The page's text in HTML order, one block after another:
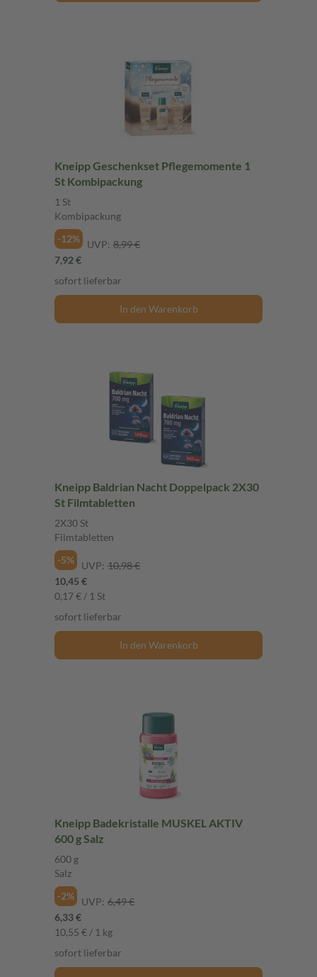
Kneipp Geschenkset Pflegemomente 1
St Kombipackung
1 St
Kombipackung
-12%
UVP: 8,99 €
7,92 €
sofort lieferbar
In den Warenkorb
Kneipp Baldrian Nacht Doppelpack 2X30
St Filmtabletten
2X30 St
Filmtabletten
-5%
UVP: 10,98 €
10,45 €
0,17 € / 1 St
sofort lieferbar
In den Warenkorb
Kneipp Badekristalle MUSKEL AKTIV
600 g Salz
600 g
Salz
-2%
UVP: 6,49 €
6,33 €
10,55 € / 1 kg
sofort lieferbar